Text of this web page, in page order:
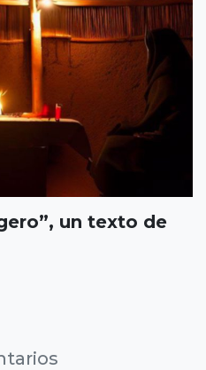
un texto de